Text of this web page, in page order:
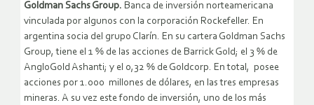
Goldman Sachs Group. Banca de inversión norteamericana
vinculada por algunos con la corporación Rockefeller. En
argentina socia del grupo Clarín. En su cartera Goldman Sachs
Group, tiene el 1 % de las acciones de Barrick Gold; el 3 % de
AngloGold Ashanti; y el 0,32 % de Goldcorp. En total, posee
acciones por 1.000 millones de dólares, en las tres empresas
mineras. A su vez este fondo de inversión, uno de los más